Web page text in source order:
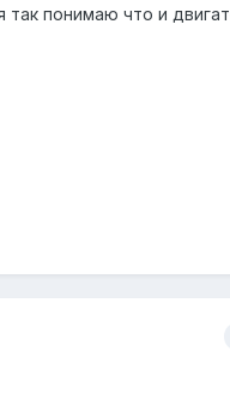
так понимаю что и